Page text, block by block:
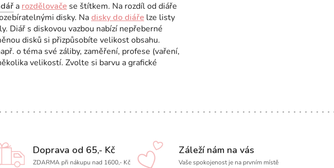
a rozdělovače se štítkem. Na rozdíl od diáře
disky. Na disky do diáře lze listy
Diář s diskovou vazbou nabízí nepřeberné
disků si přizpůsobíte velikost obsahu.
o téma své záliby, zaměření, profese (vaření,
velikostí. Zvolte si barvu a grafické
Doprava od 65,- Kč
ZDARMA při nákupu nad 1600,- Kč
Záleží nám na vás
Vaše spokojenost je na prvním místě